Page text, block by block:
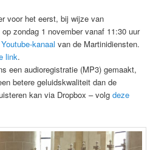
voor het eerst, bij wijze van
zondag 1 november vanaf 11:30 uur
Youtube-kanaal van de Martinidiensten.
link.
een audioregistratie (MP3) gemaakt,
betere geluidskwaliteit dan de
kan via Dropbox – volgdeze